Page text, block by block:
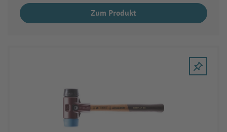
Zum Produkt